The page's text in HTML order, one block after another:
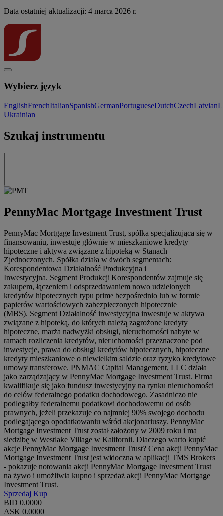
Data ostatniej aktualizacji: 4 marca 2026 r.
Wybierz język
EnglishFrenchItalianSpanishGermanPortugueseDutchCzechLatvian
Ukrainian
Szukaj instrumentu
PennyMac Mortgage Investment Trust
PennyMac Mortgage Investment Trust, spółka specjalizująca się w
finansowaniu, inwestuje głównie w mieszkaniowe kredyty
hipoteczne i aktywa związane z hipoteką w Stanach
Zjednoczonych. Spółka działa w dwóch segmentach:
Korespondentowa Działalność Produkcyjna i
Inwestycyjna. Segment Produkcji Korespondentów zajmuje się
zakupem, łączeniem i odsprzedawaniem nowo udzielonych
kredytów hipotecznych typu prime bezpośrednio lub w formie
papierów wartościowych zabezpieczonych hipotecznie
(MBS). Segment Działalność inwestycyjna inwestuje w aktywa
związane z hipoteką, do których należą zagrożone kredyty
hipoteczne, marża nadwyżki obsługi, nieruchomości nabyte w
ramach rozliczenia kredytów, nieruchomości przeznaczone pod
inwestycje, prawa do obsługi kredytów hipotecznych, hipoteczne
kredyty mieszkaniowe o niewielkim saldzie oraz ryzyko kredytowe
umowy transferowe. PNMAC Capital Management, LLC działa
jako zarządzający w PennyMac Mortgage Investment Trust. Firma
kwalifikuje się jako fundusz inwestycyjny na rynku nieruchomości
do celów federalnego podatku dochodowego. Zasadniczo nie
podlegałby federalnemu podatkowi dochodowemu od osób
prawnych, jeżeli przekazuje co najmniej 90% swojego dochodu
podlegającego opodatkowaniu wśród akcjonariuszy. PennyMac
Mortgage Investment Trust został założony w 2009 roku i ma
siedzibę w Westlake Village w Kalifornii. Dlaczego warto kupić
akcje PennyMac Mortgage Investment Trust? Cena akcji PennyMac
Mortgage Investment Trust jest widoczna w aplikacji TMS Brokers
- pokazuje notowania akcji PennyMac Mortgage Investment Trust
na żywo i umożliwia kupno i sprzedaż akcji PennyMac Mortgage
Investment Trust.
Sprzedaj Kup
BID 0.0000
ASK 0.0000